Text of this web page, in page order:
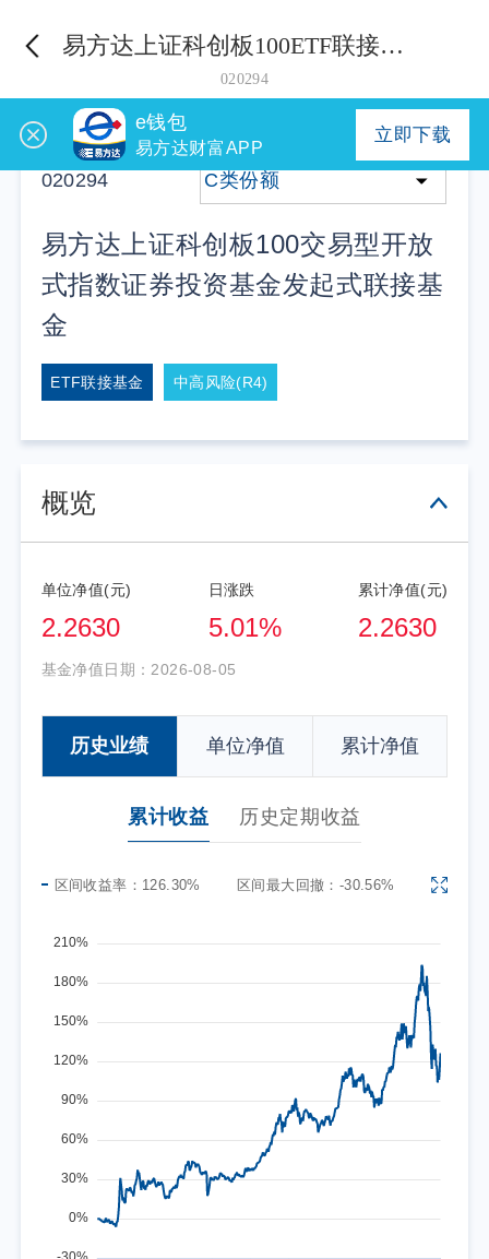
易方达上证科创板100ETF联接发起式C
020294
020294 C类份额
易方达上证科创板100交易型开放
式指数证券投资基金发起式联接基
金
ETF联接基金 中高风险(R4)
概览
单位净值(元)
2.2630
日涨跌
5.01%
累计净值(元)
2.2630
基金净值日期： 2026-08-05
历史业绩 单位净值 累计净值
累计收益 历史定期收益
区间收益率： 126.30% 区间最大回撤： -30.56%
e钱包
易方达财富APP
立即下载